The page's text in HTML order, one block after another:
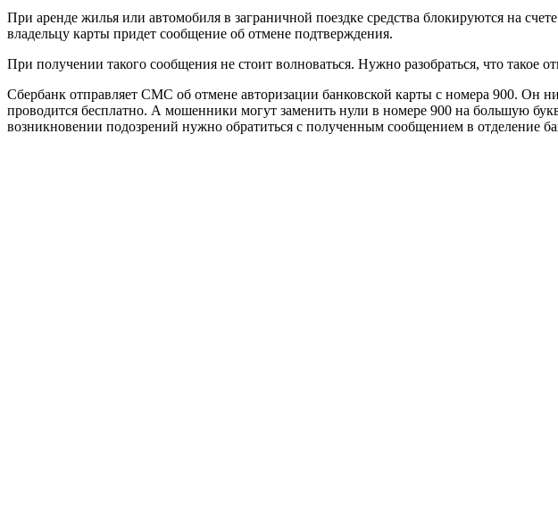
При аренде жилья или автомобиля в заграничной поездке средства блокируются на
владельцу карты придет сообщение об отмене подтверждения.
При получении такого сообщения не стоит волноваться. Нужно разобраться, что такое
Сбербанк отправляет СМС об отмене авторизации банковской карты с номера 900. Он
проводится бесплатно. А мошенники могут заменить нули в номере 900 на большую
возникновении подозрений нужно обратиться с полученным сообщением в отделение